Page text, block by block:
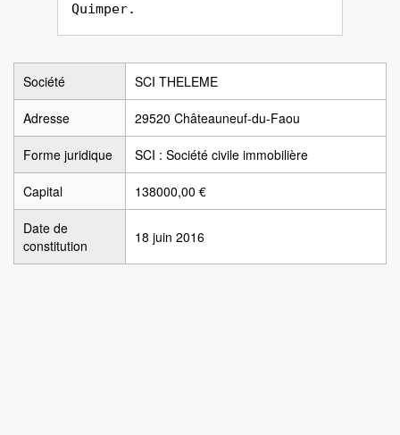
Quimper.
Société SCI THELEME
Adresse 29520 Châteauneuf-du-Faou
Forme juridique SCI : Société civile immobilière
Capital 138000,00 €
Date de
constitution
18 juin 2016